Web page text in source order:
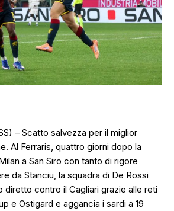
– Scatto salvezza per il miglior
Al Ferraris, quattro giorni dopo la
a San Siro con tanto di rigore
da Stanciu, la squadra di De Rossi
contro il Cagliari grazie alle reti
e Ostigard e aggancia i sardi a 19